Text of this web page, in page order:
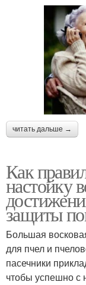
читать дальше →
Как
настойку
защиты
Большая
для пчел и
пасечники
чтобы успешно с